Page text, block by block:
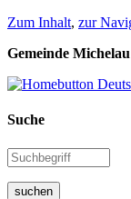
Zum Inhalt, zur
Gemeinde Michelau
Suche
suchen